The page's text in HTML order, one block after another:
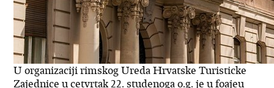
U organizaciji rimskog Ureda Hrvatske Turisticke
Zajednice u cetvrtak 22. studenoga o.g. je u foajeu